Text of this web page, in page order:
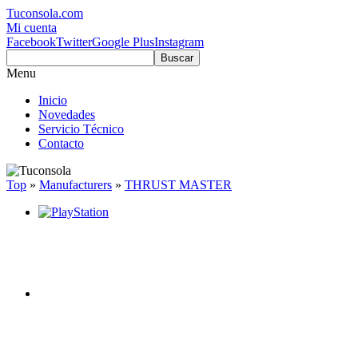
Tuconsola.com
Mi cuenta
FacebookTwitterGoogle PlusInstagram
Buscar
Menu
Inicio
Novedades
Servicio Técnico
Contacto
Top » Manufacturers » THRUST MASTER